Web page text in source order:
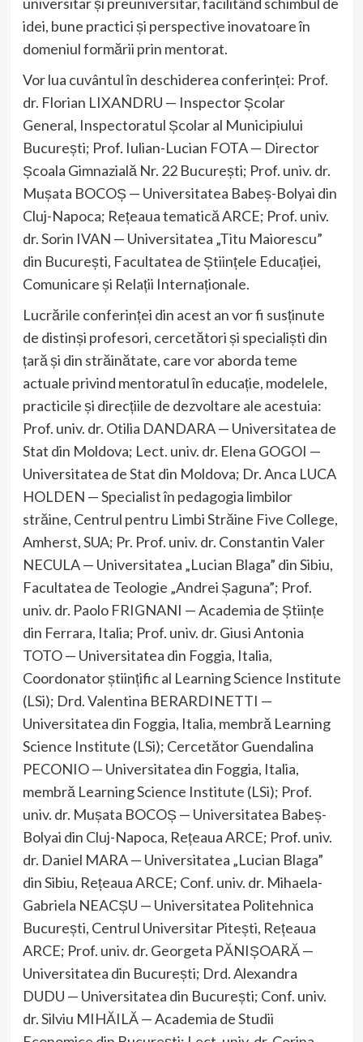
idei, bune practici și perspective inovatoare în
domeniul formării prin mentorat.
Vor lua cuvântul în deschiderea conferinței: Prof.
dr. Florian LIXANDRU — Inspector Școlar
General, Inspectoratul Școlar al Municipiului
București; Prof. Iulian-Lucian FOTA — Director
Școala Gimnazială Nr. 22 București; Prof. univ. dr.
Mușata BOCOȘ — Universitatea Babeș-Bolyai din
Cluj-Napoca; Rețeaua tematică ARCE; Prof. univ.
dr. Sorin IVAN — Universitatea „Titu Maiorescu”
din București, Facultatea de Științele Educației,
Comunicare și Relații Internaționale.
Lucrările conferinței din acest an vor fi susținute
de distinși profesori, cercetători și specialiști din
țară și din străinătate, care vor aborda teme
actuale privind mentoratul în educație, modelele,
practicile și direcțiile de dezvoltare ale acestuia:
Prof. univ. dr. Otilia DANDARA — Universitatea de
Stat din Moldova; Lect. univ. dr. Elena GOGOI —
Universitatea de Stat din Moldova; Dr. Anca LUCA
HOLDEN — Specialist în pedagogia limbilor
străine, Centrul pentru Limbi Străine Five College,
Amherst, SUA; Pr. Prof. univ. dr. Constantin Valer
NECULA — Universitatea „Lucian Blaga” din Sibiu,
Facultatea de Teologie „Andrei Șaguna”; Prof.
univ. dr. Paolo FRIGNANI — Academia de Științe
din Ferrara, Italia; Prof. univ. dr. Giusi Antonia
TOTO — Universitatea din Foggia, Italia,
Coordonator științific al Learning Science Institute
(LSi); Drd. Valentina BERARDINETTI —
Universitatea din Foggia, Italia, membră Learning
Science Institute (LSi); Cercetător Guendalina
PECONIO — Universitatea din Foggia, Italia,
membră Learning Science Institute (LSi); Prof.
univ. dr. Mușata BOCOȘ — Universitatea Babeș-
Bolyai din Cluj-Napoca, Rețeaua ARCE; Prof. univ.
dr. Daniel MARA — Universitatea „Lucian Blaga”
din Sibiu, Rețeaua ARCE; Conf. univ. dr. Mihaela-
Gabriela NEACȘU — Universitatea Politehnica
București, Centrul Universitar Pitești, Rețeaua
ARCE; Prof. univ. dr. Georgeta PĂNIȘOARĂ —
Universitatea din București; Drd. Alexandra
DUDU — Universitatea din București; Conf. univ.
dr. Silviu MIHĂILĂ — Academia de Studii